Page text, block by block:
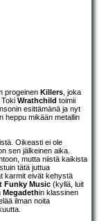
progeinen Killers, joka
Wrathchild toimii
esittämänä ja nyt
heppu mikään metallin
Oikeasti ei ole
sen jälkeinen aika.
mutta niistä kaikista
tätä juttua
karmit eivät kehystä
Funky Music (kyllä, luit
Megadethin klassinen
ilman noita